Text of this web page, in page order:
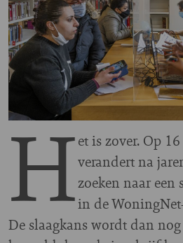
Het is zover. Op
verandert na
zoeken naar
in de
De slaagkans wordt dan